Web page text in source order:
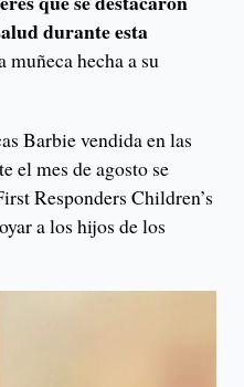
durante esta
muñeca hecha a su
Barbie vendida en las
el mes de agosto se
Responders Children’s
a los hijos de los